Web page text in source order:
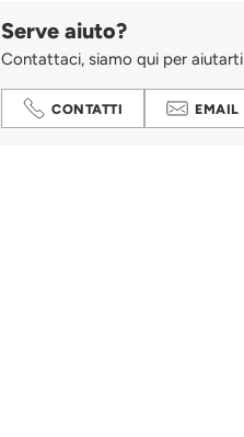
Serve aiuto?
Contattaci, siamo qui per aiutarti
CONTATTI EMAIL